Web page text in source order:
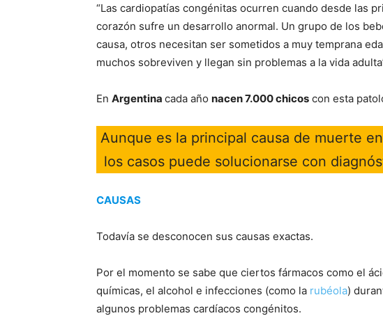
“Las cardiopatías congénitas ocurren cuando desde las
corazón sufre un desarrollo anormal. Un grupo de los
causa, otros necesitan ser sometidos a muy temprana
muchos sobreviven y llegan sin problemas a la vida
En Argentina cada año nacen 7.000 chicos con esta
Aunque es la principal causa de muerte
los casos puede solucionarse con
CAUSAS
Todavía se desconocen sus causas exactas.
Por el momento se sabe que ciertos fármacos como el
químicas, el alcohol e infecciones (como la rubéola)
algunos problemas cardíacos congénitos.